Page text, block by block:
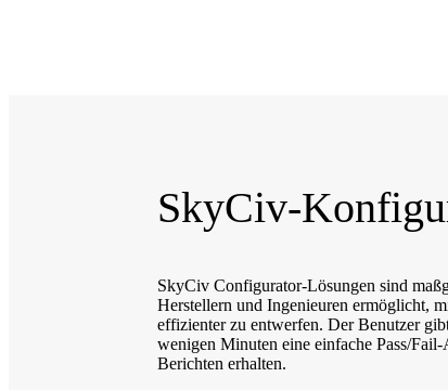
SkyCiv-
SkyCiv Configurator-Lösungen sind
Herstellern und Ingenieuren ermöglicht,
effizienter zu entwerfen. Der Benutzer
wenigen Minuten eine einfache Pass/
Berichten erhalten.